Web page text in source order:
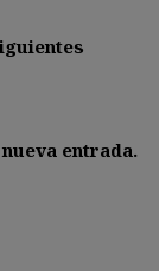
entrada.